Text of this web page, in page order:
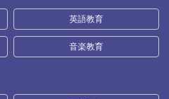
英語教育
音楽教育